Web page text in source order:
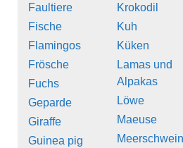
Faultiere
Fische
Flamingos
Frösche
Fuchs
Geparde
Giraffe
Guinea pig
Krokodil
Kuh
Küken
Lamas und
Alpakas
Löwe
Maeuse